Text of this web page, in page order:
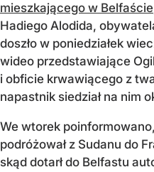
mieszkającego w Belfaście
Hadiego Alodida,
doszło w poniedziałek
wideo przedstawiające
i obficie krwawiącego z
napastnik siedział na nim
We wtorek
podróżował z Sudanu do
skąd dotarł do Belfastu